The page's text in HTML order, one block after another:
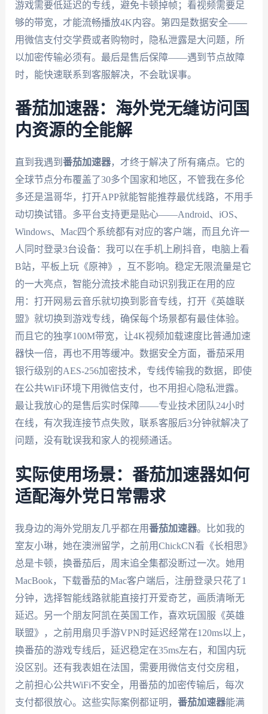
游戏需要低延迟的专线，避免卡顿掉帧；看视频需要足
够的带宽，才能流畅播放4K内容。第四是数据安全——
用微信支付交学费或者购物时，隐私泄露是大问题，所
以加密传输必须有。最后是售后保障——遇到节点故障
时，能快速联系到客服解决，不会耽误事。
番茄加速器：海外党无缝访问国
内资源的全能解
直到我遇到 番茄加速器，才终于解决了所有痛点。它的
全球节点分布覆盖了30多个国家和地区，不管我在多伦
多还是温哥华，打开APP就能智能推荐最优线路，不用手
动切换试错。多平台支持更是贴心——Android、iOS、
Windows、Mac四个系统都有对应的客户端，而且允许一
人同时登录3台设备：我可以在手机上刷抖音，电脑上看
B站，平板上玩《原神》，互不影响。稳定无限流量是它
的一大亮点，智能分流技术能自动识别我正在用的应
用：打开网易云音乐就切换到影音专线，打开《英雄联
盟》就切换到游戏专线，确保每个场景都有最佳体验。
而且它的独享100M带宽，让4K视频加载速度比普通加速
器快一倍，再也不用等缓冲。数据安全方面，番茄采用
银行级别的AES-256加密技术，专线传输我的数据，即使
在公共WiFi环境下用微信支付，也不用担心隐私泄露。
最让我放心的是售后实时保障——专业技术团队24小时
在线，有次我连接节点失败，联系客服后3分钟就解决了
问题，没有耽误我和家人的视频通话。
实际使用场景：番茄加速器如何
适配海外党日常需求
我身边的海外党朋友几乎都在用番茄加速器。比如我的
室友小琳，她在澳洲留学，之前用ChickCN看《长相思》
总是卡顿，换番茄后，周末追全集都没断过一次。她用
MacBook，下载番茄的Mac客户端后，注册登录只花了1
分钟，选择智能线路就能直接打开爱奇艺，画质清晰无
延迟。另一个朋友阿凯在英国工作，喜欢玩国服《英雄
联盟》，之前用扇贝手游VPN时延迟经常在120ms以上，
换番茄的游戏专线后，延迟稳定在35ms左右，和国内玩
没区别。还有我表姐在法国，需要用微信支付交房租，
之前担心公共WiFi不安全，用番茄的加密传输后，每次
支付都很放心。这些实际案例都证明， 番茄加速器能满